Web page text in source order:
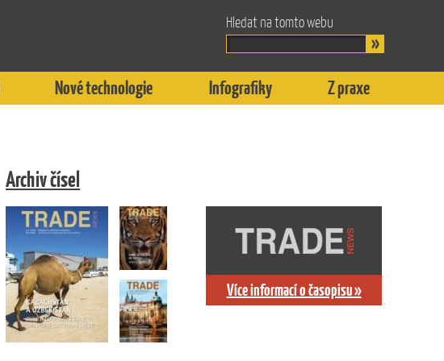
Hledat na tomto webu
Nové technologie Infografiky Z praxe
Archiv čísel
Více informací o časopisu »